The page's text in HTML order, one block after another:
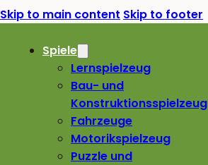
Skip to main content Skip to footer
Spiele
Lernspielzeug
Bau- und
Konstruktionsspielzeug
Fahrzeuge
Motorikspielzeug
Puzzle und